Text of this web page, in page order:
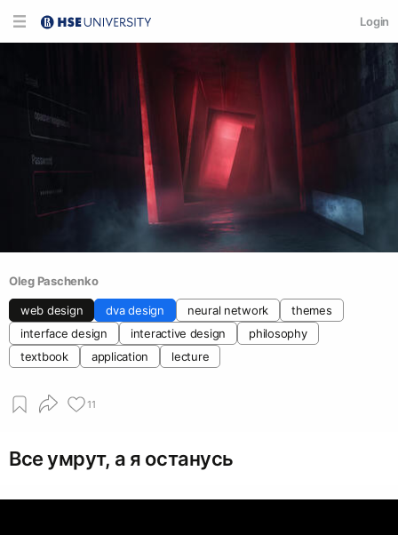
Login
Oleg Paschenko
web design dva design neural network
themes
interface design
interactive design
philosophy
textbook
application lecture
11
Все умрут, а я останусь